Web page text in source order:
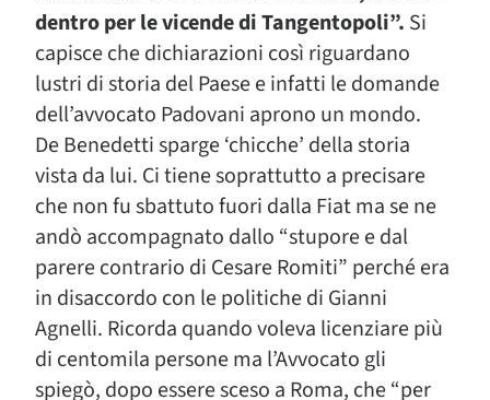
dentro per le vicende di Tangentopoli”. Si
capisce che dichiarazioni così riguardano
lustri di storia del Paese e infatti le domande
dell’avvocato Padovani aprono un mondo.
De Benedetti sparge ‘chicche’ della storia
vista da lui. Ci tiene soprattutto a precisare
che non fu sbattuto fuori dalla Fiat ma se ne
andò accompagnato dallo “stupore e dal
parere contrario di Cesare Romiti” perché era
in disaccordo con le politiche di Gianni
Agnelli. Ricorda quando voleva licenziare più
di centomila persone ma l’Avvocato gli
spiegò, dopo essere sceso a Roma, che “per